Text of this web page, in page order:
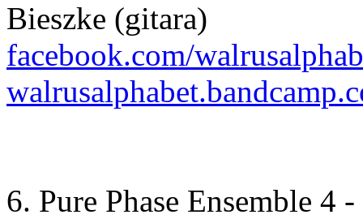
Bieszke (gitara)
facebook.com/
6. Pure Phase Ensemble